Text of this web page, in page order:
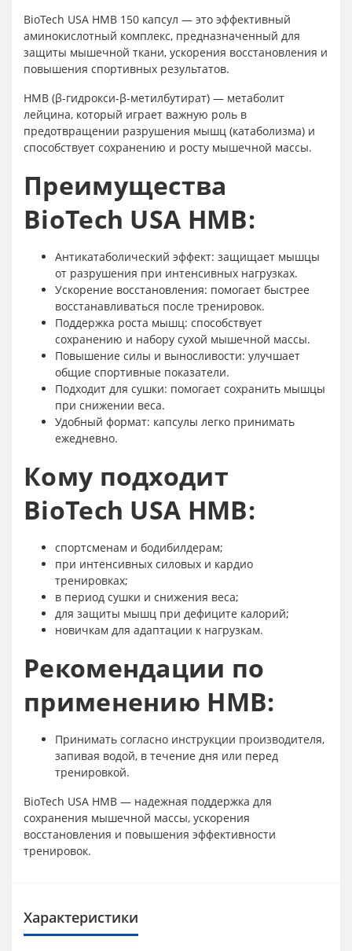
BioTech USA HMB 150 капсул — это эффективный
аминокислотный комплекс, предназначенный для
защиты мышечной ткани, ускорения восстановления и
повышения спортивных результатов.
HMB (β-гидрокси-β-метилбутират) — метаболит
лейцина, который играет важную роль в
предотвращении разрушения мышц (катаболизма) и
способствует сохранению и росту мышечной массы.
Преимущества
BioTech USA HMB:
Антикатаболический эффект: защищает мышцы
от разрушения при интенсивных нагрузках.
Ускорение восстановления: помогает быстрее
восстанавливаться после тренировок.
Поддержка роста мышц: способствует
сохранению и набору сухой мышечной массы.
Повышение силы и выносливости: улучшает
общие спортивные показатели.
Подходит для сушки: помогает сохранить мышцы
при снижении веса.
Удобный формат: капсулы легко принимать
ежедневно.
Кому подходит
BioTech USA HMB:
спортсменам и бодибилдерам;
при интенсивных силовых и кардио
тренировках;
в период сушки и снижения веса;
для защиты мышц при дефиците калорий;
новичкам для адаптации к нагрузкам.
Рекомендации по
применению HMB:
Принимать согласно инструкции производителя,
запивая водой, в течение дня или перед
тренировкой.
BioTech USA HMB — надежная поддержка для
сохранения мышечной массы, ускорения
восстановления и повышения эффективности
тренировок.
Характеристики